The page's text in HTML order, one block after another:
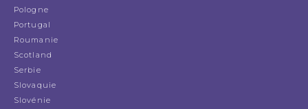
Pologne
Portugal
Roumanie
Scotland
Serbie
Slovaquie
Slovénie